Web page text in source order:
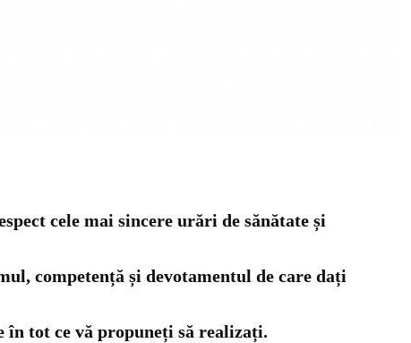
cele mai sincere urări de sănătate și
competență și devotamentul de care dați
tot ce vă propuneți să realizați.